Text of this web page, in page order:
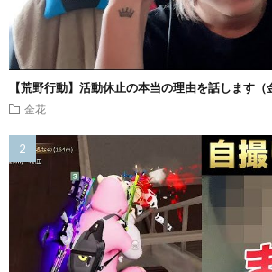
【荒野行動】活動休止の本当の理由を話します（
金花